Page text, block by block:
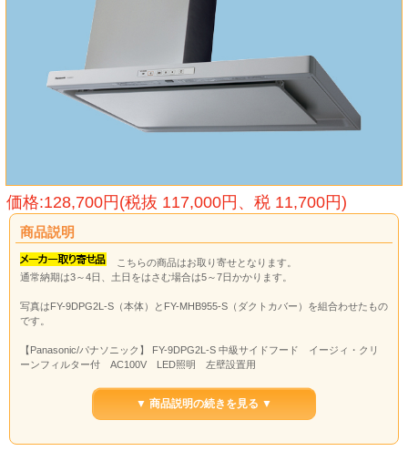
価格:128,700円(税抜 117,000円、税 11,700円)
商品説明
こちらの商品はお取り寄せとなります。
通常納期は3～4日、土日をはさむ場合は5～7日かかります。
写真はFY-9DPG2L-S（本体）とFY-MHB955-S（ダクトカバー）を組合わせたもの
です。
【Panasonic/パナソニック】 FY-9DPG2L-S 中級サイドフード イージィ・クリ
ーンフィルター付 AC100V LED照明 左壁設置用
▼ 商品説明の続きを見る ▼